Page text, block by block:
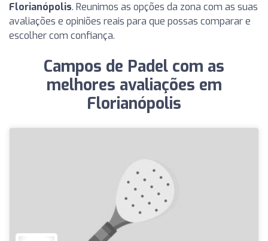
Florianópolis. Reunimos as opções da zona com as suas
avaliações e opiniões reais para que possas comparar e
escolher com confiança.
Campos de Padel com as
melhores avaliações em
Florianópolis